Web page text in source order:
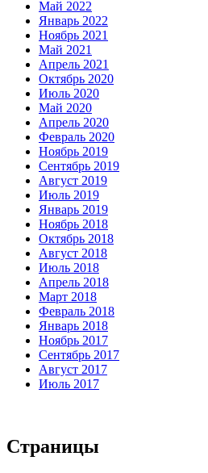
Май 2022
Январь 2022
Ноябрь 2021
Май 2021
Апрель 2021
Октябрь 2020
Июль 2020
Май 2020
Апрель 2020
Февраль 2020
Ноябрь 2019
Сентябрь 2019
Август 2019
Июль 2019
Январь 2019
Ноябрь 2018
Октябрь 2018
Август 2018
Июль 2018
Апрель 2018
Март 2018
Февраль 2018
Январь 2018
Ноябрь 2017
Сентябрь 2017
Август 2017
Июль 2017
Страницы